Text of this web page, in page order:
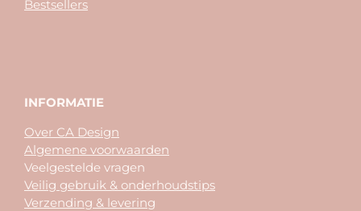
Bestsellers
INFORMATIE
Over CA Design
Algemene voorwaarden
Veelgestelde vragen
Veilig gebruik & onderhoudstips
Verzending & levering